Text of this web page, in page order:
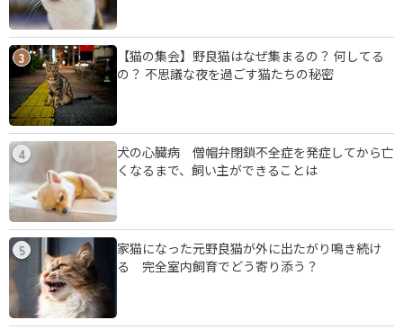
3
【猫の集会】野良猫はなぜ集まるの？ 何してる
の？ 不思議な夜を過ごす猫たちの秘密
4
犬の心臓病 僧帽弁閉鎖不全症を発症してから亡
くなるまで、飼い主ができることは
5
家猫になった元野良猫が外に出たがり鳴き続け
る 完全室内飼育でどう寄り添う？